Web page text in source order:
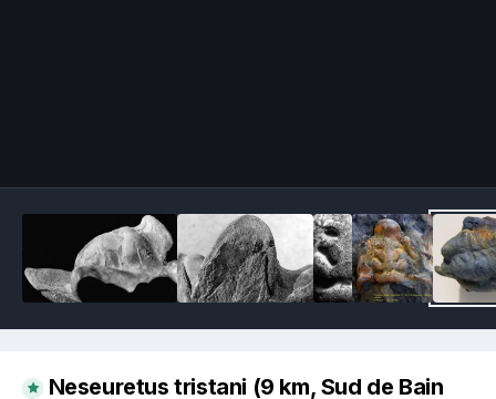
Neseuretus tristani (9 km, Sud de Bain